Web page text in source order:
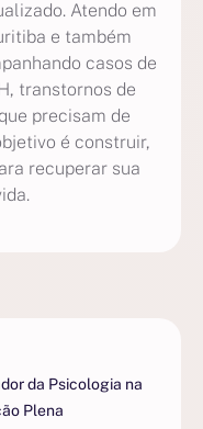
Atendo em
e também
casos de
transtornos de
precisam de
é construir,
recuperar sua
da Psicologia na
Plena